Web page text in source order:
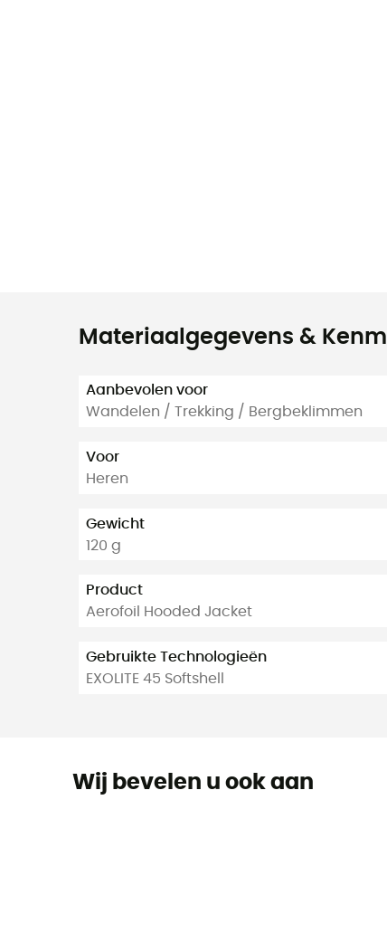
Materiaalgegevens &
Aanbevolen voor
Wandelen / Trekking / Bergbeklimmen
Voor
Heren
Gewicht
120 g
Product
Aerofoil Hooded Jacket
Gebruikte Technologieën
EXOLITE 45 Softshell
Wij bevelen u ook aan